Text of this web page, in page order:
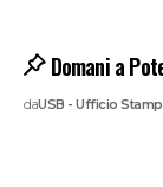
Domani a
daUSB - Ufficio